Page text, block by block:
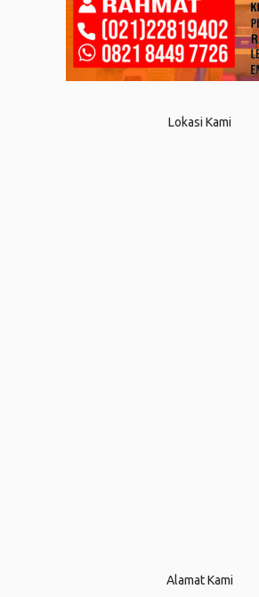
Lokasi Kami
Alamat Kami